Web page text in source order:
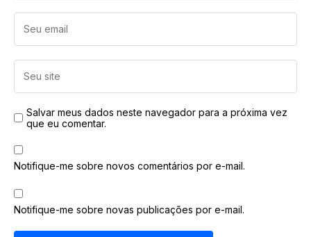
Salvar meus dados neste navegador para a próxima vez
que eu comentar.
Notifique-me sobre novos comentários por e-mail.
Notifique-me sobre novas publicações por e-mail.